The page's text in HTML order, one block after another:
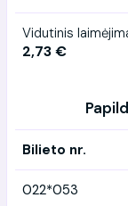
Vidutinis
2,73 €
Bilieto nr.
022*053